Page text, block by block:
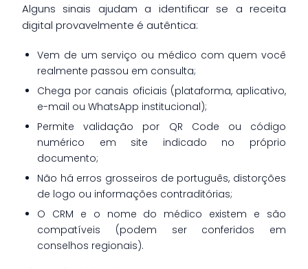
Alguns sinais ajudam a identificar se a receita
digital provavelmente é autêntica:
Vem de um serviço ou médico com quem você
realmente passou em consulta;
Chega por canais oficiais (plataforma, aplicativo,
e-mail ou WhatsApp institucional);
Permite validação por QR Code ou código
numérico em site indicado no próprio
documento;
Não há erros grosseiros de português, distorções
de logo ou informações contraditórias;
O CRM e o nome do médico existem e são
compatíveis (podem ser conferidos em
conselhos regionais).